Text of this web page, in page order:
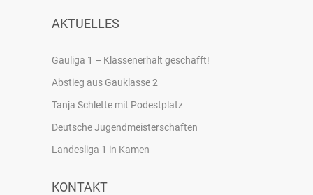
AKTUELLES
Gauliga 1 – Klassenerhalt geschafft!
Abstieg aus Gauklasse 2
Tanja Schlette mit Podestplatz
Deutsche Jugendmeisterschaften
Landesliga 1 in Kamen
KONTAKT